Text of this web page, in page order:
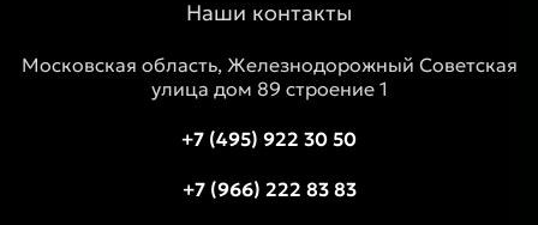
Наши контакты
Московская область, Железнодорожный Советская
улица дом 89 строение 1
+7 (495) 922 30 50
+7 (966) 222 83 83